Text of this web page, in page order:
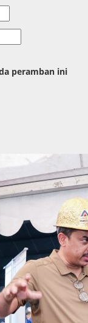
peramban ini